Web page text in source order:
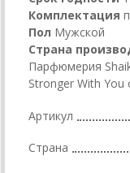
Комплектация
Пол Мужской
Страна
Парфюмерия
Stronger With
Артикул
Страна